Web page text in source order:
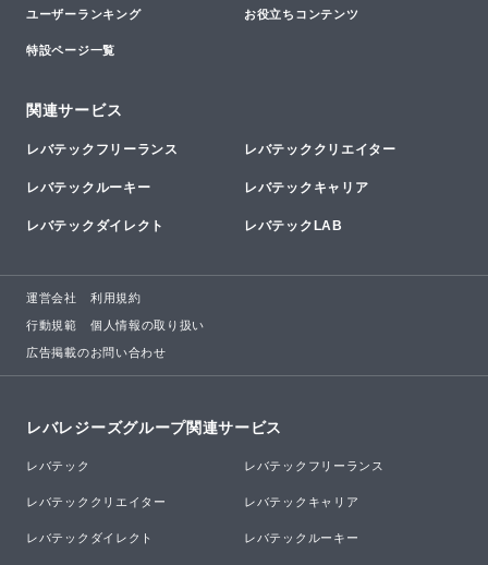
ユーザーランキング お役立ちコンテンツ
特設ページ一覧
関連サービス
レバテックフリーランス レバテッククリエイター
レバテックルーキー レバテックキャリア
レバテックダイレクト レバテックLAB
運営会社 利用規約
行動規範 個人情報の取り扱い
広告掲載のお問い合わせ
レバレジーズグループ関連サービス
レバテック レバテックフリーランス
レバテッククリエイター レバテックキャリア
レバテックダイレクト レバテックルーキー